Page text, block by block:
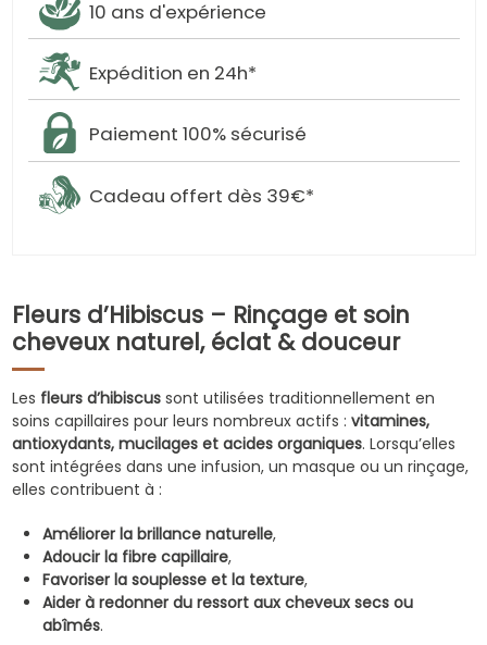
10 ans d'expérience
Expédition en 24h*
Paiement 100% sécurisé
Cadeau offert dès 39€*
Fleurs d’Hibiscus – Rinçage et soin
cheveux naturel, éclat & douceur
Les fleurs d’hibiscussont utilisées traditionnellement en
soins capillaires pour leurs nombreux actifs : vitamines,
antioxydants, mucilages et acides organiques. Lorsqu’elles
sont intégrées dans une infusion, un masque ou un rinçage,
elles contribuent à :
Améliorer la brillance naturelle,
Adoucir la fibre capillaire,
Favoriser la souplesse et la texture,
Aider à redonner du ressort aux cheveux secs ou
abîmés.